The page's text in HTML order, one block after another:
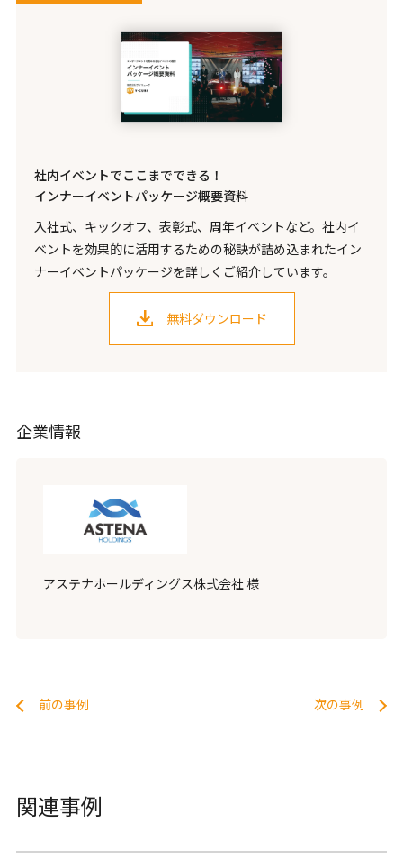
社内イベントでここまでできる！
インナーイベントパッケージ概要資料
入社式、キックオフ、表彰式、周年イベントなど。社内イ
ベントを効果的に活用するための秘訣が詰め込まれたイン
ナーイベントパッケージを詳しくご紹介しています。
無料ダウンロード
企業情報
アステナホールディングス株式会社 様
前の事例 次の事例
関連事例